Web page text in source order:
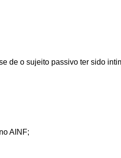
de o sujeito passivo ter sido
AINF;